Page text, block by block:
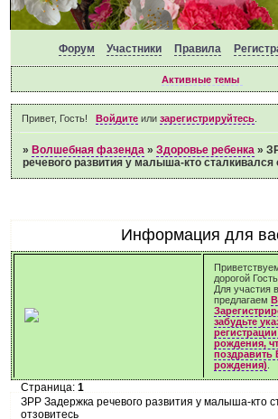
Форум Участники Правила
Активные темы
Привет, Гость! Войдитеили зарегистрируйтесь.
» Волшебная фазенда »Здоровье ребенка »
речевого развития у малыша-кто сталкивался
Информация для
дорогой Гость.
Для участия
предлагаем
забудьте
рождения,
поздравить
рождения)
ЗРР Задержка речевого развития у малыша-кто
отзовитесь
Страница:1